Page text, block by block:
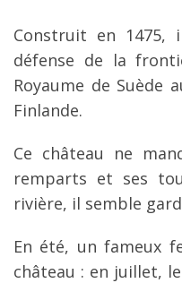
Construit en
défense de la
Royaume de Suède
Finlande.
Ce château ne
remparts et ses
rivière, il semble
En été, un fameux
château : en juillet,